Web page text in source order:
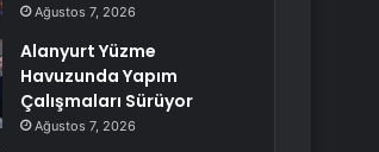
Ağustos 7, 2026
Alanyurt Yüzme
Havuzunda Yapım
Çalışmaları Sürüyor
Ağustos 7, 2026